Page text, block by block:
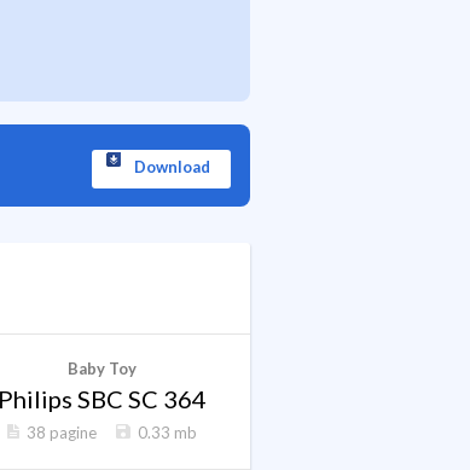
Download
Baby Toy
Philips SBC SC 364
38 pagine 0.33 mb